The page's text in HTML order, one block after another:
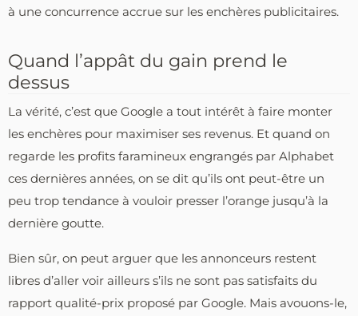
à une concurrence accrue sur les enchères publicitaires.
Quand l’appât du gain prend le
dessus
La vérité, c’est que Google a tout intérêt à faire monter
les enchères pour maximiser ses revenus. Et quand on
regarde les profits faramineux engrangés par Alphabet
ces dernières années, on se dit qu’ils ont peut-être un
peu trop tendance à vouloir presser l’orange jusqu’à la
dernière goutte.
Bien sûr, on peut arguer que les annonceurs restent
libres d’aller voir ailleurs s’ils ne sont pas satisfaits du
rapport qualité-prix proposé par Google. Mais avouons-le,